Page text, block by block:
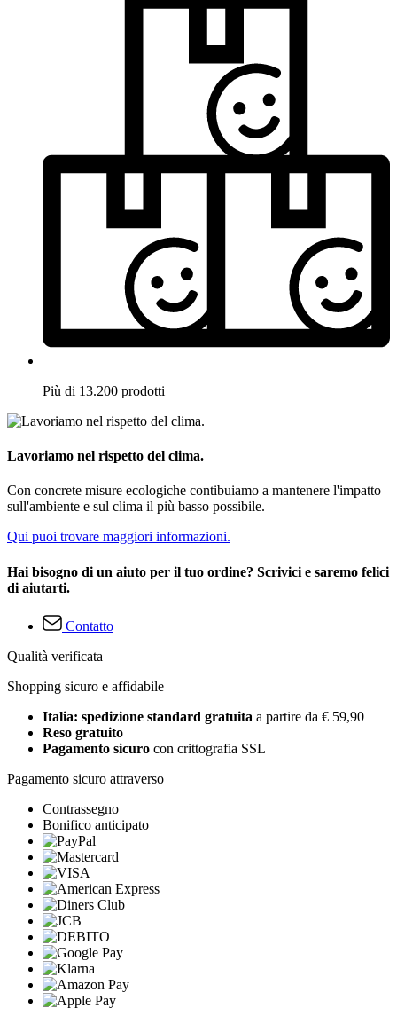
Più di 13.200 prodotti
Lavoriamo nel rispetto del clima.
Con concrete misure ecologiche contibuiamo a mantenere l'impatto
sull'ambiente e sul clima il più basso possibile.
Qui puoi trovare maggiori informazioni.
Hai bisogno di un aiuto per il tuo ordine? Scrivici e saremo felici
di aiutarti.
Contatto
Qualità verificata
Shopping sicuro e affidabile
Italia: spedizione standard gratuita a partire da € 59,90
Reso gratuito
Pagamento sicuro con crittografia SSL
Pagamento sicuro attraverso
Contrassegno
Bonifico anticipato